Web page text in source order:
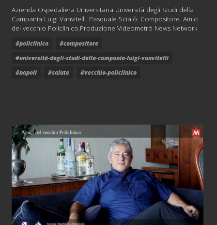
Azienda Ospedaliera Universitaria Università degli Studi della
Campania Luigi Vanvitelli. Pasquale Scialò: Compositore. Amici
del vecchio Policlinico.Produzione Videometrò News Network
#policlinico
#compositore
#università-degli-studi-della-campania-luigi-vanvitelli
#napoli
#salute #vecchio-policlinico